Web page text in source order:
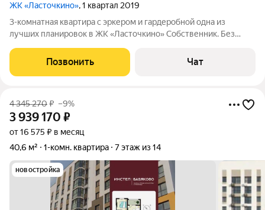
ЖК «Ласточкино», 1 квартал 2019
3-комнатная квартира с эркером и гардеробной одна из
лучших планировок в ЖК «Ласточкино» Собственник. Без
готовность к сделке. Если вы ищете квартиру, в которую
можно заехать сразу после покупки,
Позвонить Чат
4 345 270₽ –9%
3 939 170 ₽
от 16 575 ₽ в месяц
40,6 м²
1-комн. квартира 7 этаж из 14
новостройка